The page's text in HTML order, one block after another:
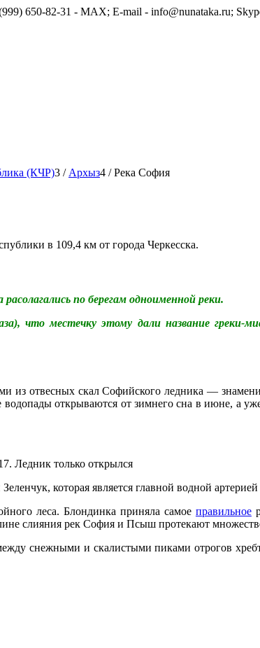
650-82-31 - MAX; E-mail - info@nunataka.ru;
(КЧР)3 / Архыз4 / Река София
в 109,4 км от города Черкесска.
по берегам одноименной реки.
что местечку этому дали название греки-
из отвесных скал Софийского ледника —
открываются от зимнего сна в июне, а
Ледник только открылся
которая является главной водной
леса.Блондинка приняла самое правильное
слияния рек София и Псыш протекают
снежными и скалистыми пиками отрогов